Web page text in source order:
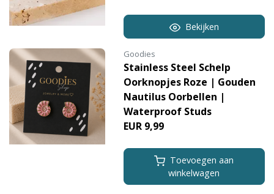
Bekijken
Goodies
Stainless Steel Schelp
Oorknopjes Roze | Gouden
Nautilus Oorbellen |
Waterproof Studs
EUR 9,99
Toevoegen aan
winkelwagen